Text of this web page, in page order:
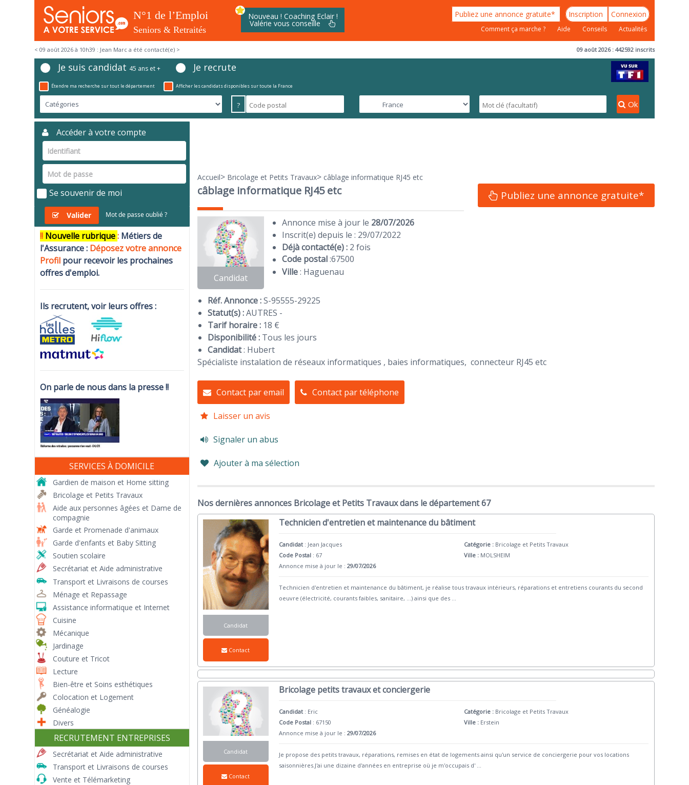
Nouveau ! Coaching Eclair !
Valérie vous conseille
Publiez une annonce gratuite* Inscription Connexion
Comment ça marche ? Aide Conseils Actualités
< 09 août 2026 à 10h39 : Jean Marc a été contacté(e) > 09 août 2026 : 442592 inscrits
Je suis candidat 45 ans et + Je recrute
Étendre ma recherche sur tout le département Afficher les candidats disponibles sur toute la France
? Ok
Accueil> Bricolage et Petits Travaux> câblage informatique RJ45 etc
câblage informatique RJ45 etc Publiez une annonce gratuite*
Candidat
Annonce mise à jour le 28/07/2026
Inscrit(e) depuis le : 29/07/2022
Déjà contacté(e) : 2 fois
Code postal:67500
Ville: Haguenau
Réf. Annonce :S-95555-29225
Statut(s) :AUTRES -
Tarif horaire :18 €
Disponibilité :Tous les jours
Candidat: Hubert
Spécialiste instalation de réseaux informatiques , baies informatiques, connecteur RJ45 etc
Contact par email Contact par téléphone
Laisser un avis
Signaler un abus
Ajouter à ma sélection
Nos dernières annonces Bricolage et Petits Travaux dans le département 67
Candidat
Contact
Technicien d'entretien et maintenance du bâtiment
Candidat : Jean Jacques
Code Postal : 67
Annonce mise à jour le :29/07/2026
Catégorie : Bricolage et Petits Travaux
Ville : MOLSHEIM
Technicien d'entretien et maintenance du bâtiment, je réalise tous travaux intérieurs, réparations et entretiens courants du second
oeuvre (électricité, courants faibles, sanitaire, ...) ainsi que des
Candidat
Contact
Bricolage petits travaux et conciergerie
Candidat : Eric
Code Postal : 67150
Annonce mise à jour le :29/07/2026
Catégorie : Bricolage et Petits Travaux
Ville : Erstein
Je propose des petits travaux, réparations, remises en état de logements ainsi qu'un service de conciergerie pour vos locations
saisonnières.J'ai une dizaine d'années en entreprise où je m'occupais d'
Accéder à votre compte
Se souvenir de moi
Valider Mot de passe oublié ?
!! Nouvelle rubrique: Métiers de
l'Assurance : Déposez votre annonce
Profil pour recevoir les prochaines
offres d'emploi.
Ils recrutent, voir leurs offres :
On parle de nous dans la presse !!
SERVICES À DOMICILE
Gardien de maison et Home sitting
Bricolage et Petits Travaux
Aide aux personnes âgées et Dame de
compagnie
Garde et Promenade d'animaux
Garde d'enfants et Baby Sitting
Soutien scolaire
Secrétariat et Aide administrative
Transport et Livraisons de courses
Ménage et Repassage
Assistance informatique et Internet
Cuisine
Mécanique
Jardinage
Couture et Tricot
Lecture
Bien-être et Soins esthétiques
Colocation et Logement
Généalogie
Divers
RECRUTEMENT ENTREPRISES
Secrétariat et Aide administrative
Transport et Livraisons de courses
Vente et Télémarketing